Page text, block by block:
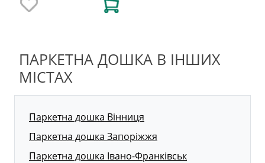
ПАРКЕТНА ДОШКА В ІНШИХ
МІСТАХ
Паркетна дошка Вінниця
Паркетна дошка Запоріжжя
Паркетна дошка Івано-Франківськ